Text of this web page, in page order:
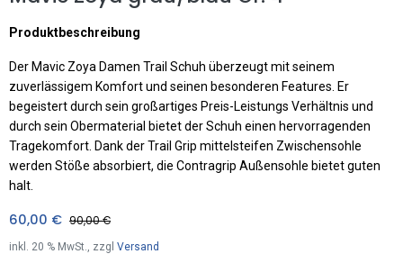
Produktbeschreibung
Der Mavic Zoya Damen Trail Schuh überzeugt mit seinem
zuverlässigem Komfort und seinen besonderen Features. Er
begeistert durch sein großartiges Preis-Leistungs Verhältnis und
durch sein Obermaterial bietet der Schuh einen hervorragenden
Tragekomfort. Dank der Trail Grip mittelsteifen Zwischensohle
werden Stöße absorbiert, die Contragrip Außensohle bietet guten
halt.
60,00 € 90,00€
inkl. 20 % MwSt., zzgl Versand